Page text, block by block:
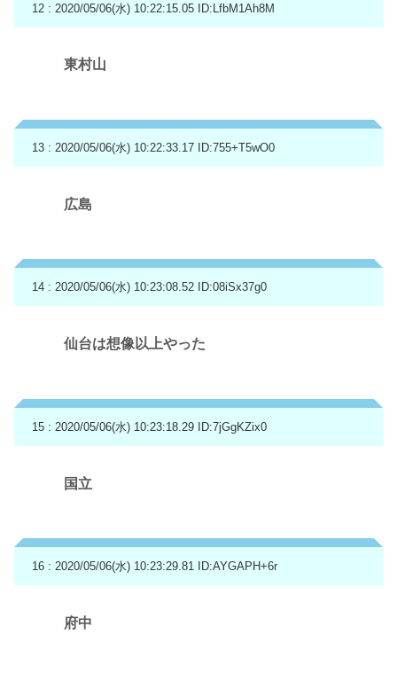
12 : 2020/05/06(水) 10:22:15.05 ID:LfbM1Ah8M
東村山
13 : 2020/05/06(水) 10:22:33.17 ID:755+T5wO0
広島
14 : 2020/05/06(水) 10:23:08.52 ID:08iSx37g0
仙台は想像以上やった
15 : 2020/05/06(水) 10:23:18.29 ID:7jGgKZix0
国立
16 : 2020/05/06(水) 10:23:29.81 ID:AYGAPH+6r
府中